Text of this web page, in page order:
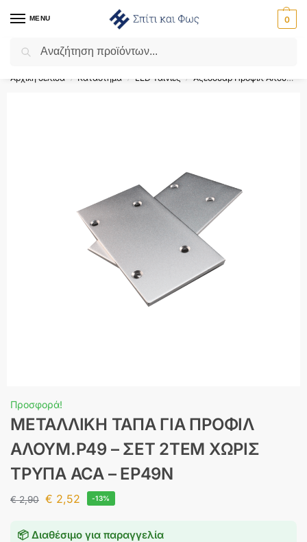
MENU 0
Flash Sale ⚡ 10% Έκπτωση με τον κωδικό ‘SPRING’!
Αρχική σελίδα / Κατάστημα / LED Ταινίες / Αξεσουάρ Προφίλ Αλουμινίου
Προσφορά!
ΜΕΤΑΛΛΙΚΗ ΤΑΠΑ ΓΙΑ ΠΡΟΦΙΛ
ΑΛΟΥΜ.P49 – ΣΕΤ 2ΤΕΜ ΧΩΡΙΣ
ΤΡΥΠΑ ACA – EP49N
€2,90 € 2,52 -13%
📦 Διαθέσιμο για παραγγελία